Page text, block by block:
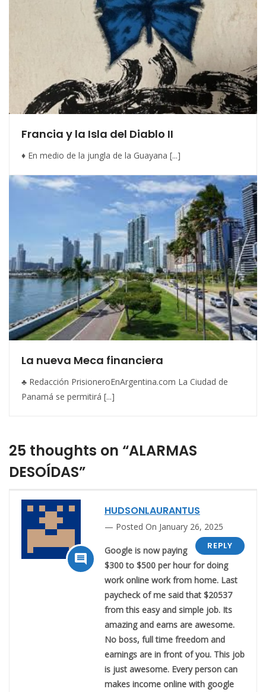
Francia y la Isla del Diablo II
♦ En medio de la jungla de la Guayana [...]
La nueva Meca financiera
♣ Redacción PrisioneroEnArgentina.com La Ciudad de
Panamá se permitirá [...]
25 thoughts on “ALARMAS
DESOÍDAS”

HUDSONLAURANTUS
Posted On January 26, 2025
REPLY
Google is now paying
$300 to $500 per hour for doing
work online work from home. Last
paycheck of me said that $20537
from this easy and simple job. Its
amazing and earns are awesome.
No boss, full time freedom and
earnings are in front of you. This job
is just awesome. Every person can
makes income online with google